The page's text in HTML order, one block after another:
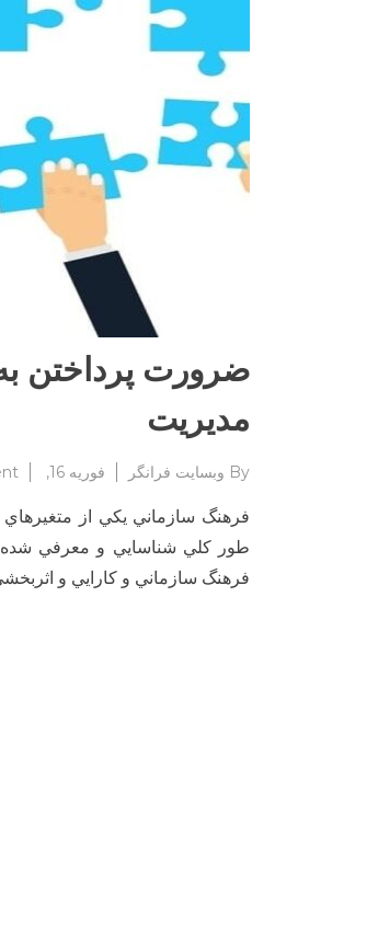
ضرورت پرداختن
مدیریت
By وبسایت فرانگر فوریه 16, 2024
فرهنگ سازماني يكي از
طور كلي شناسايي و معرفي
فرهنگ سازماني و كارايي و